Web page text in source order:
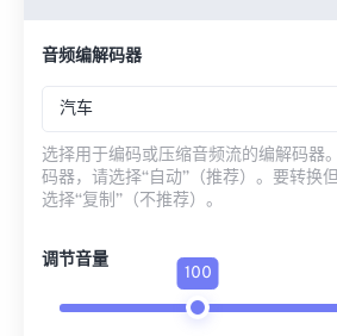
音频编解码器
汽车
选择用于编码或压缩音频流的编解码器
码器，请选择“自动”（推荐）。要转换
选择“复制”（不推荐）。
调节音量
100